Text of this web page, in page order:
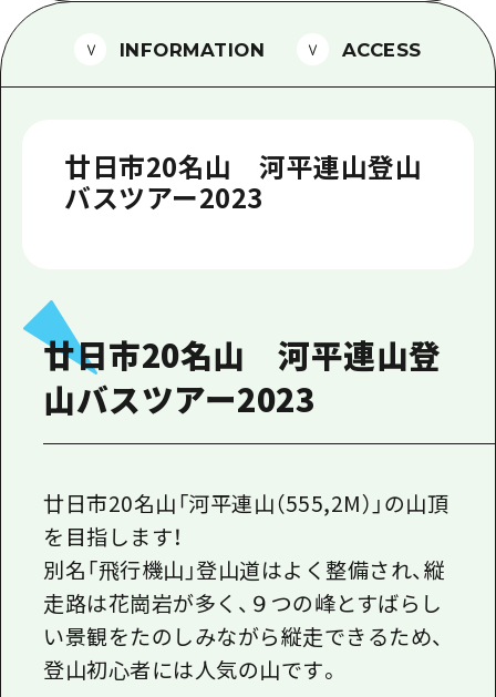
ガイドブック
メディア掲載情報
INFORMATION ACCESS
廿日市20名山 河平連山登山
バスツアー2023
廿日市20名山 河平連山登
山バスツアー2023
廿日市20名山「河平連山（555,2M）」の山頂
を目指します！
別名「飛行機山」登山道はよく整備され、縦
走路は花崗岩が多く、９つの峰とすばらし
い景観をたのしみながら縦走できるため、
登山初心者には人気の山です。